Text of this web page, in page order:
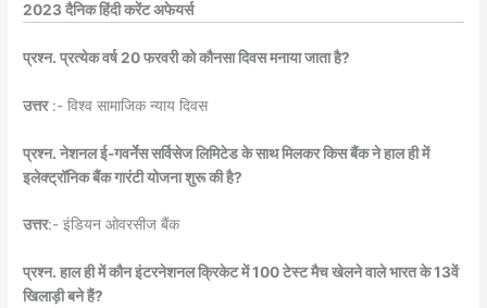
2023 दैनिक हिंदी करेंट अफेयर्स
प्रश्न. प्रत्येक वर्ष 20 फरवरी को कौनसा दिवस मनाया जाता है?
उत्तर:- विश्व सामाजिक न्याय दिवस
प्रश्न. नेशनल ई-गवर्नेस सर्विसेज लिमिटेड के साथ मिलकर किस बैंक ने हाल ही में
इलेक्ट्रॉनिक बैंक गारंटी योजना शुरू की है?
उत्तर:- इंडियन ओवरसीज बैंक
प्रश्न. हाल ही में कौन इंटरनेशनल क्रिकेट में 100 टेस्ट मैच खेलने वाले भारत के 13वें
खिलाड़ी बने हैं?